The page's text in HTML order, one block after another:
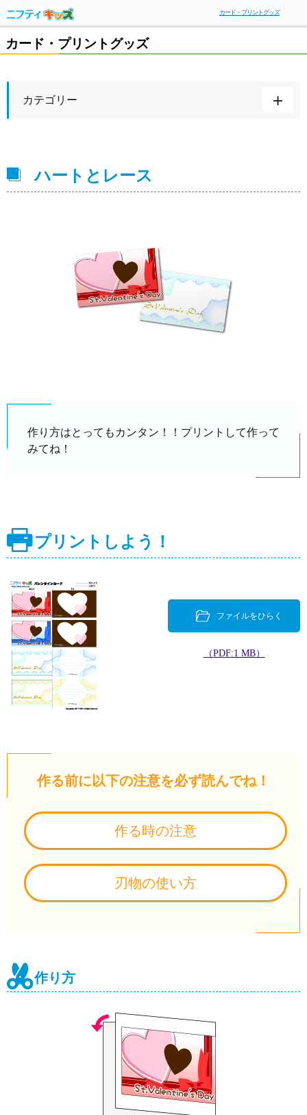
カード・プリントグッズ
カード・プリントグッズ
カテゴリー
ハートとレース
作り方はとってもカンタン！！プリントして作って
みてね！
プリントしよう！
ファイルをひらく
（PDF:1 MB）
作る前に以下の注意を必ず読んでね！
作る時の注意
刃物の使い方
作り方